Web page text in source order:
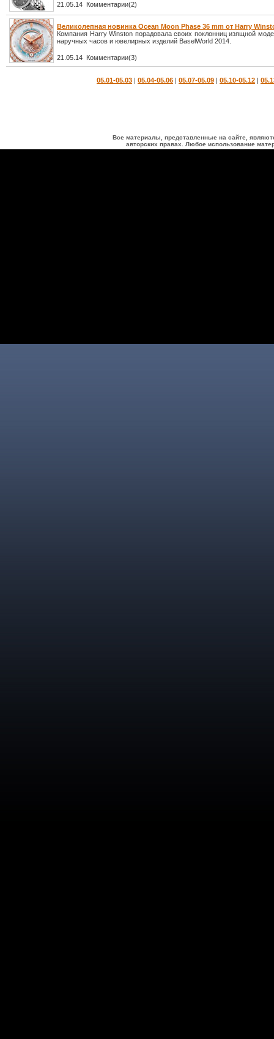
21.05.14 Комментарии(2)
Великолепная новинка Ocean Moon Phase 36 mm от Harry
Компания Harry Winston порадовала своих поклонниц изящной
наручных часов и ювелирных изделий BaselWorld 2014.
21.05.14 Комментарии(3)
05.01-05.03 | 05.04-05.06 | 05.07-05.09 | 05.10-05.12 |
Все материалы, представленные на сайте,
авторских правах. Любое использование